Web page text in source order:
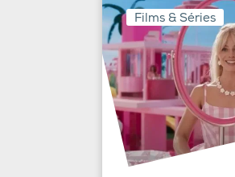
Films & Séries